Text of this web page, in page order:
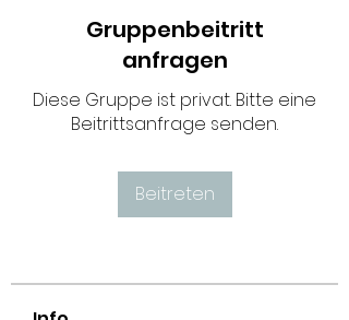
Gruppenbeitritt
anfragen
Diese Gruppe ist privat. Bitte eine
Beitrittsanfrage senden.
Beitreten